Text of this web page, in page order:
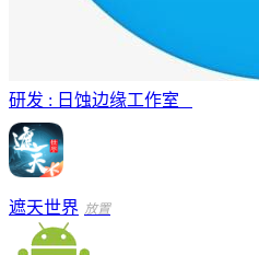
研发 : 日蚀边缘工作室
遮天世界 放置